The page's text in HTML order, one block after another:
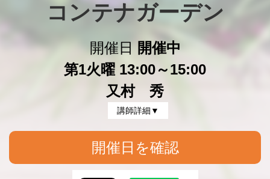
コンテナガーデン
開催日
開催中
第1火曜 13:00～15:00
又村 秀
講師詳細▼
開催日を確認